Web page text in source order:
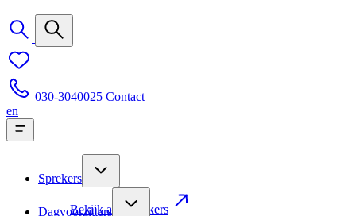
030-3040025 Contact
en
Sprekers
Bekijk alle sprekers
Dagvoorzitters